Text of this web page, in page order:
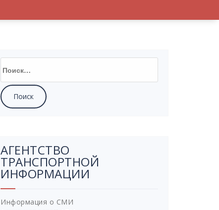
АГЕНТСТВО
ТРАНСПОРТНОЙ
ИНФОРМАЦИИ
Информация о СМИ